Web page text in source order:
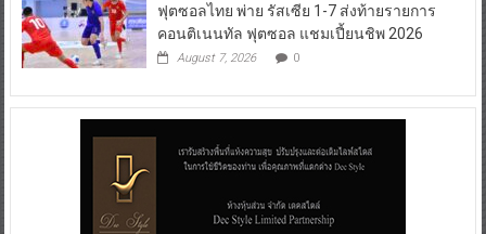
ฟุตซอลไทย พ่าย รัสเซีย 1-7 ส่งท้ายรายการ
คอนติเนนทัล ฟุตซอล แชมเปี้ยนชิพ 2026
August 7, 2026 0